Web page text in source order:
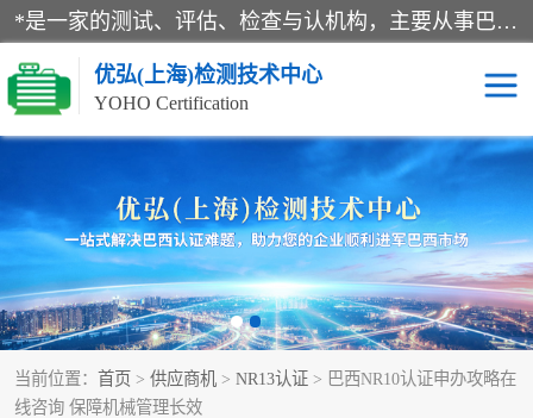
*是一家的测试、评估、检查与认机构，主要从事巴西NR10认证、NR12认证、NR13认证；ANATEL认证、INMTRO认证，欧盟CE认证：MD认证，PED认证，MID认证，ATEX认证，德国蓝色天使认证。
优弘(上海)检测技术中心
YOHO Certification
当前位置： 首页 > 供应商机 > NR13认证 > 巴西NR10认证申办攻略在
线咨询 保障机械管理长效
RECYCLASS认证 NR10认证
NR12认证 NR13认证
ART认证 巴西NR认证
巴西认证 RETIE认证